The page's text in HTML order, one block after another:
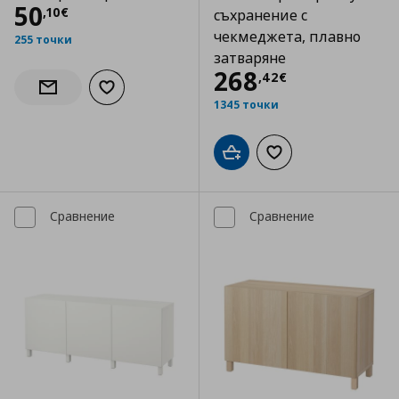
50,10€
Цена
255 точки
Информирай ме за наличност
Добави към списъка с любими
съхранение с
чекмеджета, плавно
затваряне
268,42€
Цена268,42 €
1345 точки
Добави в кошницата
Добави към
Сравнение Сравнение